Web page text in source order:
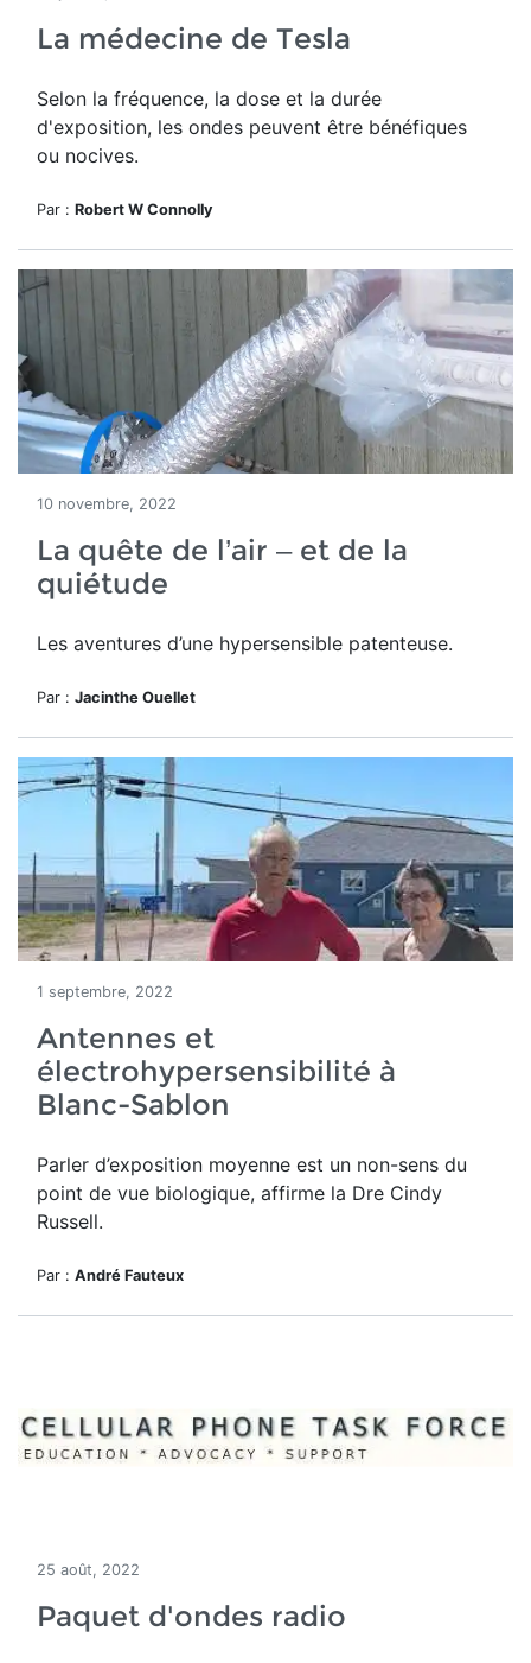
La médecine de Tesla
Selon la fréquence, la dose et la durée
d'exposition, les ondes peuvent être bénéfiques
ou nocives.
Par : Robert W Connolly
10 novembre, 2022
La quête de l’air – et de la
quiétude
Les aventures d’une hypersensible patenteuse.
Par : Jacinthe Ouellet
1 septembre, 2022
Antennes et
électrohypersensibilité à
Blanc-Sablon
Parler d’exposition moyenne est un non-sens du
point de vue biologique, affirme la Dre Cindy
Russell.
Par : André Fauteux
25 août, 2022
Paquet d'ondes radio